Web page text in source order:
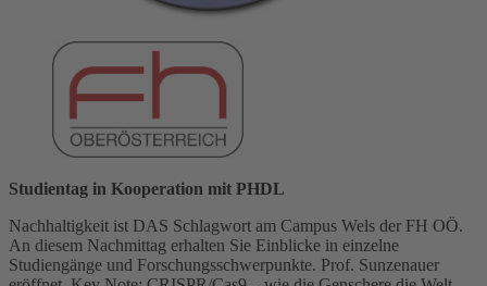
Studientag in Kooperation mit PHDL
Nachhaltigkeit ist DAS Schlagwort am Campus Wels der FH OÖ.
An diesem Nachmittag erhalten Sie Einblicke in einzelne
Studiengänge und Forschungsschwerpunkte. Prof. Sunzenauer